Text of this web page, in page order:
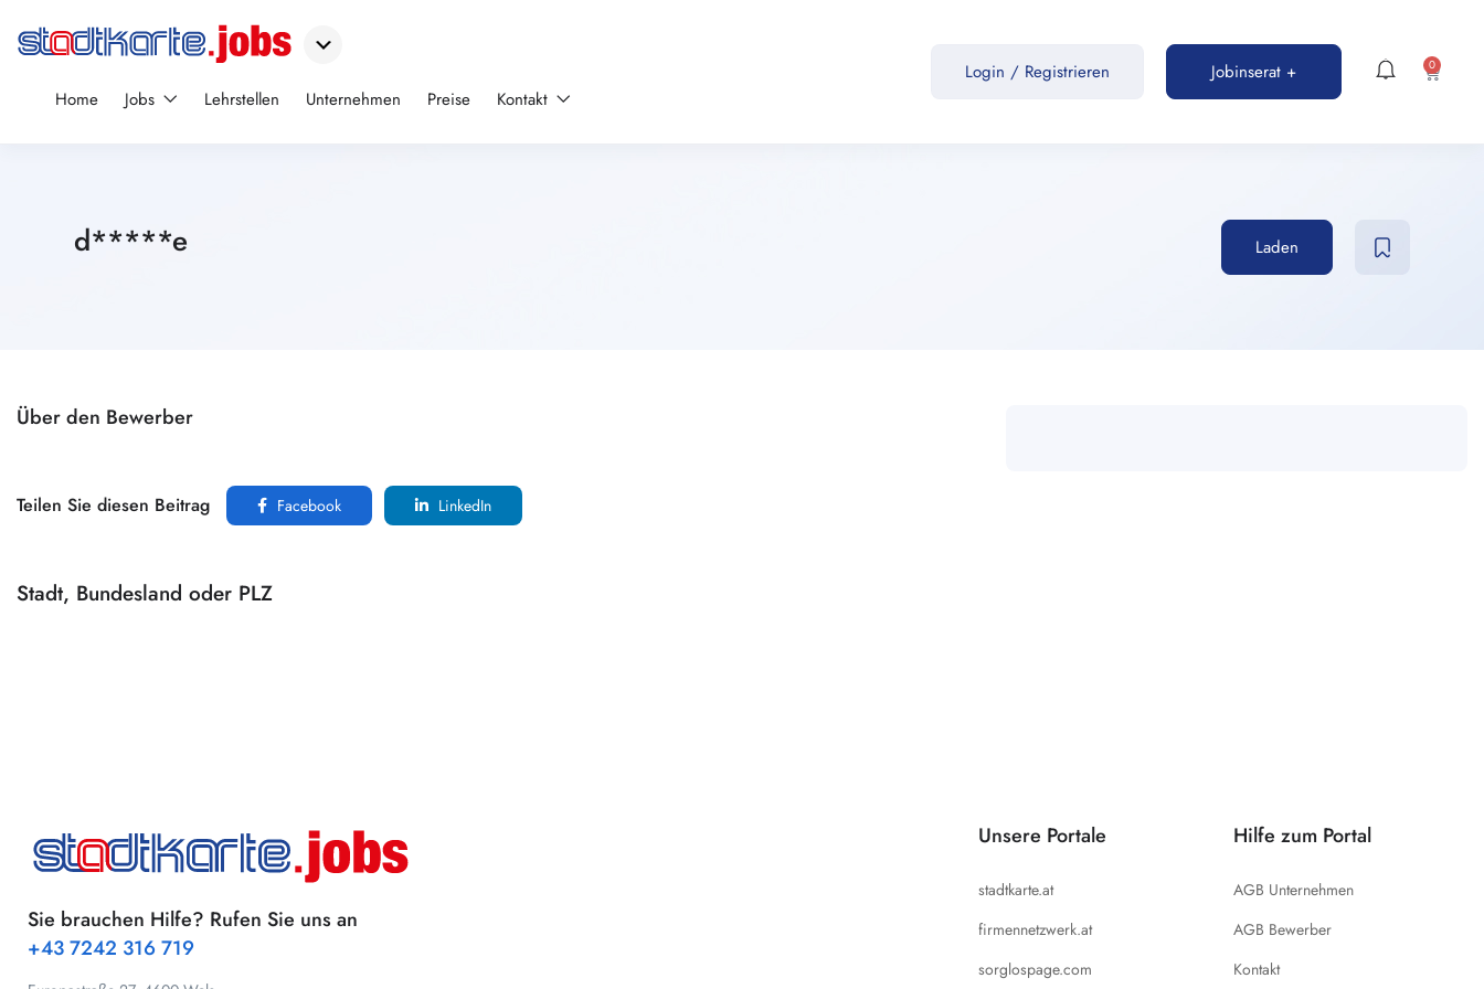
Home Jobs Lehrstellen Unternehmen Preise Kontakt
Login / Registrieren Jobinserat + 0
d*****e Laden
Über den Bewerber
Teilen Sie diesen Beitrag Facebook LinkedIn
Stadt, Bundesland oder PLZ
Sie brauchen Hilfe? Rufen Sie uns an
+43 7242 316 719
Unsere Portale
stadtkarte.at
firmennetzwerk.at
sorglospage.com
Hilfe zum Portal
AGB Unternehmen
AGB Bewerber
Kontakt